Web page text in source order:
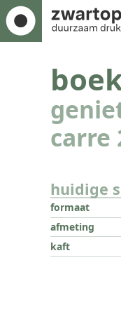
carre
huidige
formaat
afmeting
kaft